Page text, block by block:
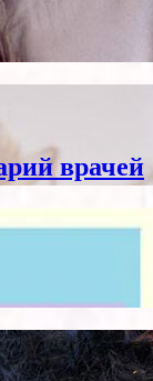
врачей